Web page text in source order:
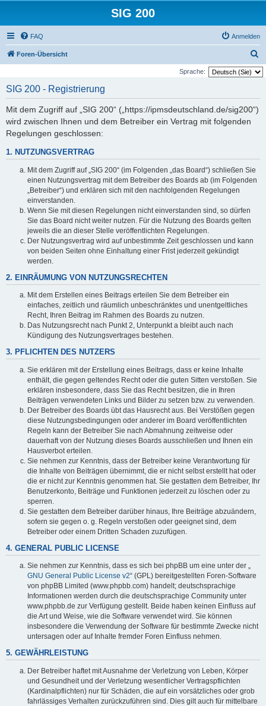
SIG 200
FAQ Anmelden
Foren-Übersicht
u
Sprache:
SIG 200 - Registrierung
Mit dem Zugriff auf „SIG 200“ („https://ipmsdeutschland.de/sig200“)
wird zwischen Ihnen und dem Betreiber ein Vertrag mit folgenden
Regelungen geschlossen:
1. NUTZUNGSVERTRAG
Mit dem Zugriff auf „SIG 200“ (im Folgenden „das Board“) schließen Sie
einen Nutzungsvertrag mit dem Betreiber des Boards ab (im Folgenden
„Betreiber“) und erklären sich mit den nachfolgenden Regelungen
einverstanden.
Wenn Sie mit diesen Regelungen nicht einverstanden sind, so dürfen
Sie das Board nicht weiter nutzen. Für die Nutzung des Boards gelten
jeweils die an dieser Stelle veröffentlichten Regelungen.
Der Nutzungsvertrag wird auf unbestimmte Zeit geschlossen und kann
von beiden Seiten ohne Einhaltung einer Frist jederzeit gekündigt
werden.
2. EINRÄUMUNG VON NUTZUNGSRECHTEN
Mit dem Erstellen eines Beitrags erteilen Sie dem Betreiber ein
einfaches, zeitlich und räumlich unbeschränktes und unentgeltliches
Recht, Ihren Beitrag im Rahmen des Boards zu nutzen.
Das Nutzungsrecht nach Punkt 2, Unterpunkt a bleibt auch nach
Kündigung des Nutzungsvertrages bestehen.
3. PFLICHTEN DES NUTZERS
Sie erklären mit der Erstellung eines Beitrags, dass er keine Inhalte
enthält, die gegen geltendes Recht oder die guten Sitten verstoßen. Sie
erklären insbesondere, dass Sie das Recht besitzen, die in Ihren
Beiträgen verwendeten Links und Bilder zu setzen bzw. zu verwenden.
Der Betreiber des Boards übt das Hausrecht aus. Bei Verstößen gegen
diese Nutzungsbedingungen oder anderer im Board veröffentlichten
Regeln kann der Betreiber Sie nach Abmahnung zeitweise oder
dauerhaft von der Nutzung dieses Boards ausschließen und Ihnen ein
Hausverbot erteilen.
Sie nehmen zur Kenntnis, dass der Betreiber keine Verantwortung für
die Inhalte von Beiträgen übernimmt, die er nicht selbst erstellt hat oder
die er nicht zur Kenntnis genommen hat. Sie gestatten dem Betreiber, Ihr
Benutzerkonto, Beiträge und Funktionen jederzeit zu löschen oder zu
sperren.
Sie gestatten dem Betreiber darüber hinaus, Ihre Beiträge abzuändern,
sofern sie gegen o. g. Regeln verstoßen oder geeignet sind, dem
Betreiber oder einem Dritten Schaden zuzufügen.
4. GENERAL PUBLIC LICENSE
Sie nehmen zur Kenntnis, dass es sich bei phpBB um eine unter der „
GNU General Public License v2“ (GPL) bereitgestellten Foren-Software
von phpBB Limited (www.phpbb.com) handelt; deutschsprachige
Informationen werden durch die deutschsprachige Community unter
www.phpbb.de zur Verfügung gestellt. Beide haben keinen Einfluss auf
die Art und Weise, wie die Software verwendet wird. Sie können
insbesondere die Verwendung der Software für bestimmte Zwecke nicht
untersagen oder auf Inhalte fremder Foren Einfluss nehmen.
5. GEWÄHRLEISTUNG
Der Betreiber haftet mit Ausnahme der Verletzung von Leben, Körper
und Gesundheit und der Verletzung wesentlicher Vertragspflichten
(Kardinalpflichten) nur für Schäden, die auf ein vorsätzliches oder grob
fahrlässiges Verhalten zurückzuführen sind. Dies gilt auch für mittelbare